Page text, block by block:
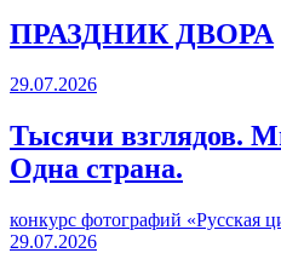
ПРАЗДНИК ДВОРА️
29.07.2026
Тысячи взглядов.
Одна страна.
конкурс фотографий «Русская
29.07.2026